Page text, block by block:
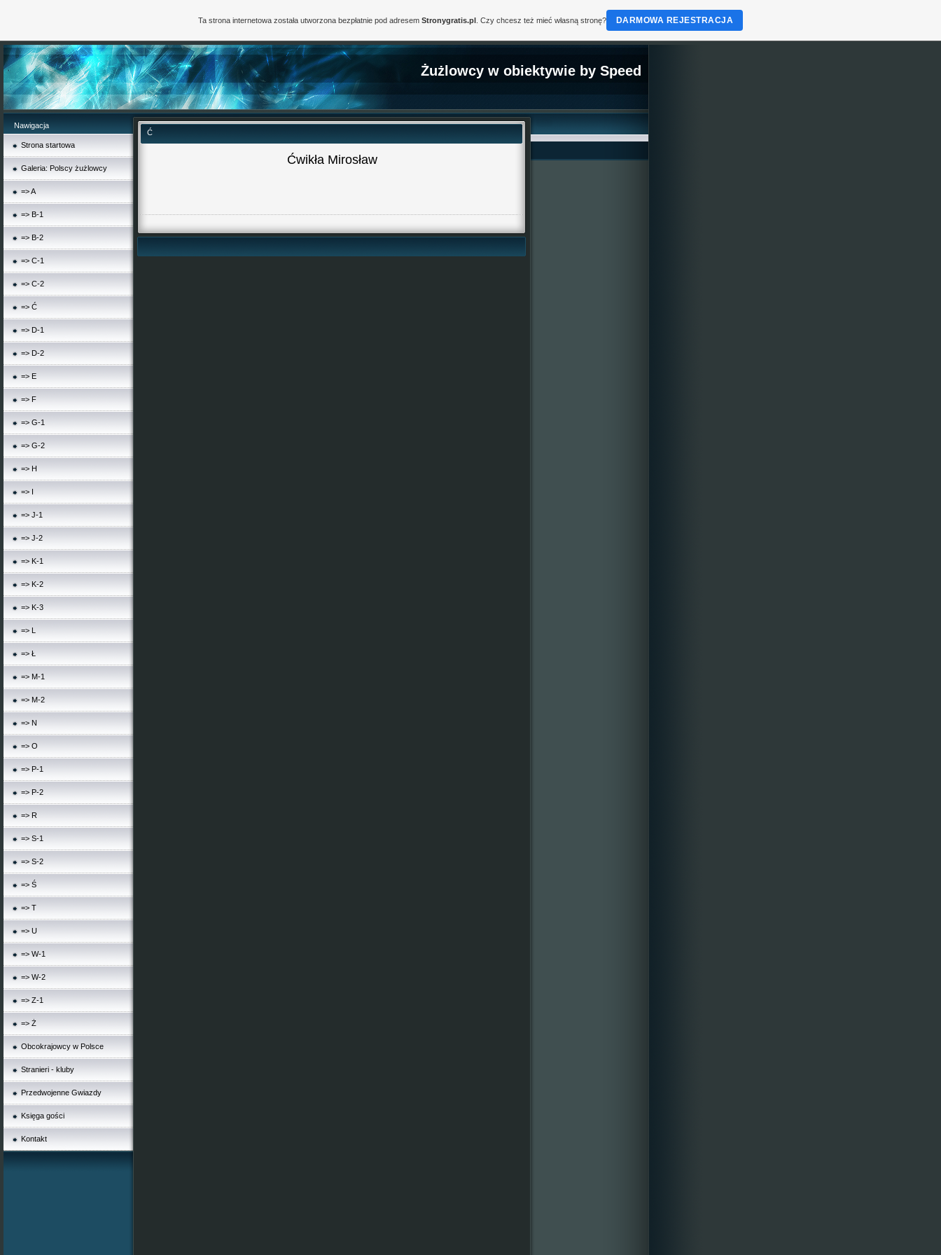
Żużlowcy w obiektywie by Speed
Nawigacja
Strona startowa
Galeria: Polscy żużlowcy
=> A
=> B-1
=> B-2
=> C-1
=> C-2
=> Ć
=> D-1
=> D-2
=> E
=> F
=> G-1
=> G-2
=> H
=> I
=> J-1
=> J-2
=> K-1
=> K-2
=> K-3
=> L
=> Ł
=> M-1
=> M-2
=> N
=> O
=> P-1
=> P-2
=> R
=> S-1
=> S-2
=> Ś
=> T
=> U
=> W-1
=> W-2
=> Z-1
=> Ż
Obcokrajowcy w Polsce
Stranieri - kluby
Przedwojenne Gwiazdy
Księga gości
Kontakt
Ć
Ćwikła Mirosław
Ta strona internetowa została utworzona bezpłatnie pod adresem Stronygratis.pl. Czy chcesz też mieć własną stronę? DARMOWA REJESTRACJA